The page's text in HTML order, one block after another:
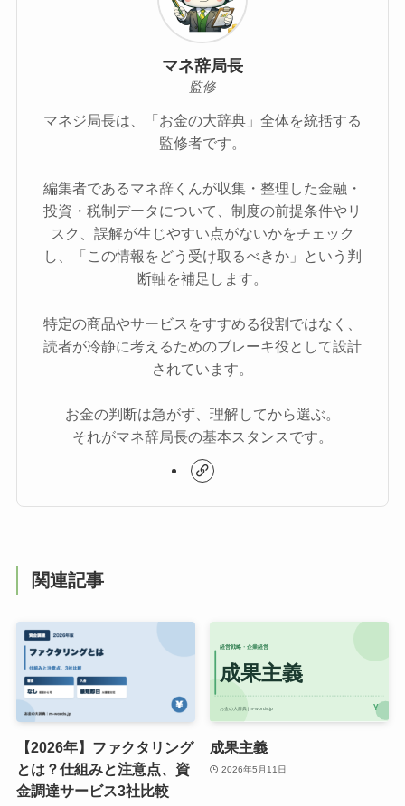
マネ辞局長
監修
マネジ局長は、「お金の大辞典」全体を統括する
監修者です。
編集者であるマネ辞くんが収集・整理した金融・
投資・税制データについて、制度の前提条件やリ
スク、誤解が生じやすい点がないかをチェック
し、「この情報をどう受け取るべきか」という判
断軸を補足します。
特定の商品やサービスをすすめる役割ではなく、
読者が冷静に考えるためのブレーキ役として設計
されています。
お金の判断は急がず、理解してから選ぶ。
それがマネ辞局長の基本スタンスです。
関連記事
【2026年】ファクタリング
とは？仕組みと注意点、資
金調達サービス3社比較
成果主義
2026年5月11日